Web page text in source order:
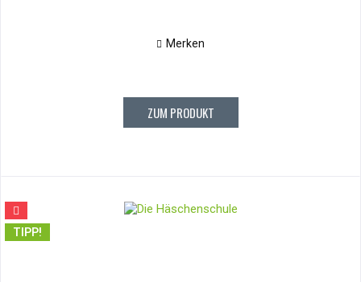
Merken
ZUM PRODUKT
TIPP!